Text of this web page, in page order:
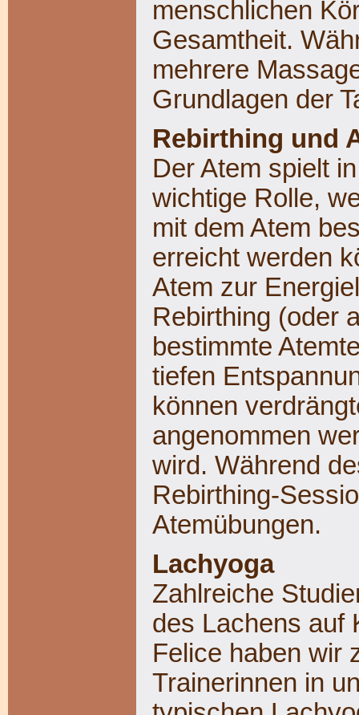
menschlichen
Gesamtheit.
mehrere
Grundlagen der
Rebirthing und
Der Atem spielt
wichtige Rolle,
mit dem Atem
erreicht werden
Atem zur
Rebirthing (oder
bestimmte
tiefen
können
angenommen
wird. Während
Rebirthing-
Atemübungen.
Lachyoga
Zahlreiche
des Lachens auf
Felice haben wir
Trainerinnen in